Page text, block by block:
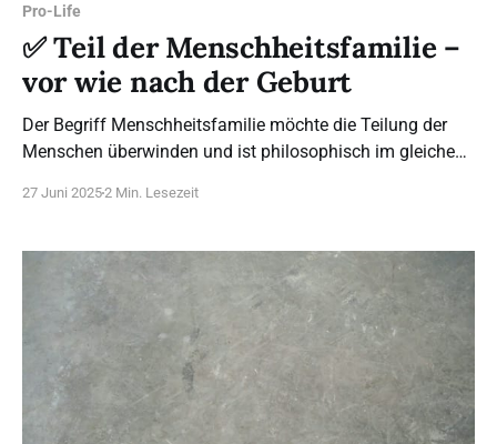
Pro-Life
✅ Teil der Menschheitsfamilie –
vor wie nach der Geburt
Der Begriff Menschheitsfamilie möchte die Teilung der
Menschen überwinden und ist philosophisch im gleichen
begründet. Dies kommt besonders gut in der deutschen
Komposita (lat. das Zusammengesetzte) stark verbreitet
ist.[1] Menschheitsfamilie ist also sprachlich betrachtet,
27 Juni 20252 Min. Lesezeit